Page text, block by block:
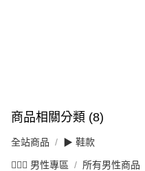
商品相關分類 (8)
全站商品 ▶ 鞋款
💁🏻‍♂️ 男性專區 所有男性商品